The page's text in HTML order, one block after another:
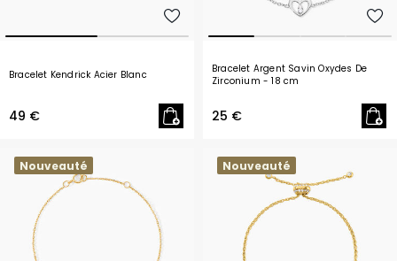
Bracelet Kendrick Acier Blanc
49 €
Bracelet Argent Savin Oxydes De
Zirconium- 18 cm
25 €
Nouveauté Nouveauté